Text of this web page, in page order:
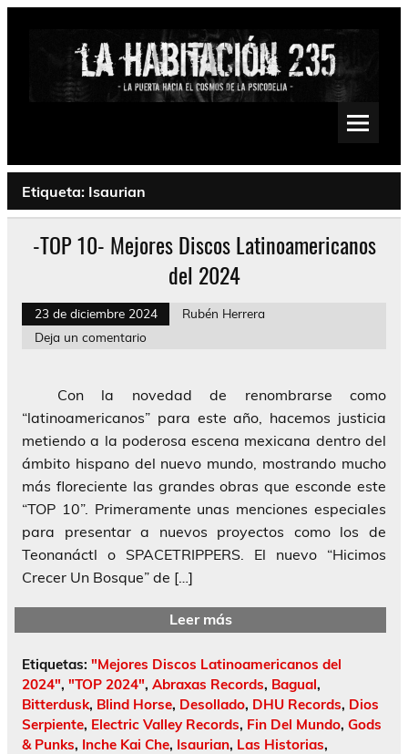
Saltar
Psychedelic, Stoner, Doom, Sludge, Fuzz, Space, Drone
Etiqueta: Isaurian
-TOP 10- Mejores Discos Latinoamericanos
del 2024
23 de diciembre 2024
Rubén Herrera
Deja un comentario
Con la novedad de renombrarse como
“latinoamericanos” para este año, hacemos justicia
metiendo a la poderosa escena mexicana dentro del
ámbito hispano del nuevo mundo, mostrando mucho
más floreciente las grandes obras que esconde este
“TOP 10”. Primeramente unas menciones especiales
para presentar a nuevos proyectos como los de
Teonanáctl o SPACETRIPPERS. El nuevo “Hicimos
Crecer Un Bosque” de […]
Leer más
Etiquetas: "Mejores Discos Latinoamericanos del
2024", "TOP 2024", Abraxas Records, Bagual,
Bitterdusk, Blind Horse, Desollado, DHU Records, Dios
Serpiente, Electric Valley Records, Fin Del Mundo, Gods
& Punks, Inche Kai Che, Isaurian, Las Historias,